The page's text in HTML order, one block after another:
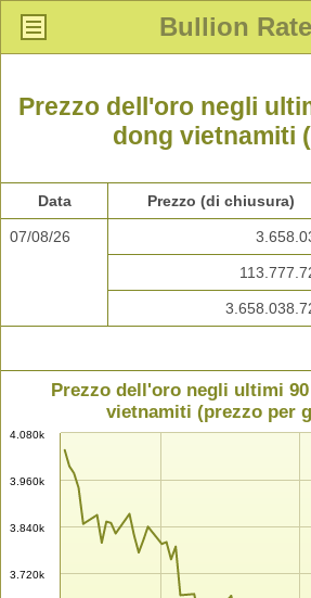
Bullion
Prezzo dell'oro negli
dong vietnamiti
Data Prezzo (di chiusura)
07/08/26
Prezzo dell'oro negli ultimi
vietnamiti (prezzo per
3.720k
3.840k
3.960k
4.080k